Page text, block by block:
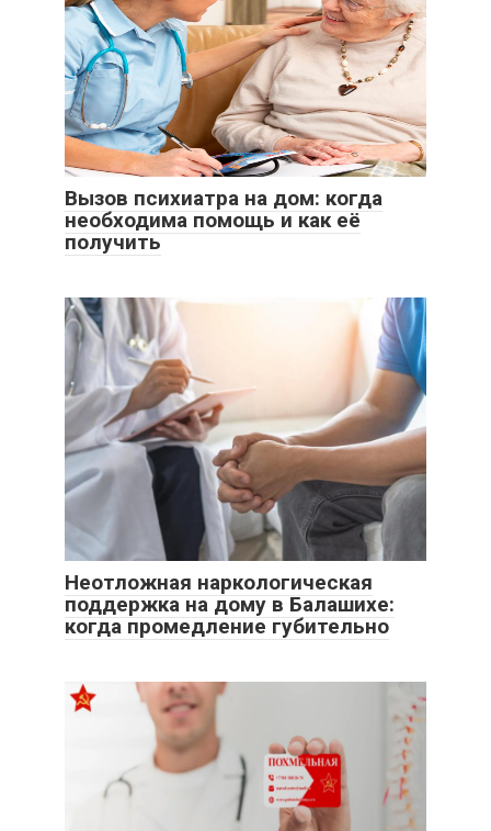
Вызов психиатра на дом: когда
необходима помощь и как её
получить
Неотложная наркологическая
поддержка на дому в Балашихе:
когда промедление губительно